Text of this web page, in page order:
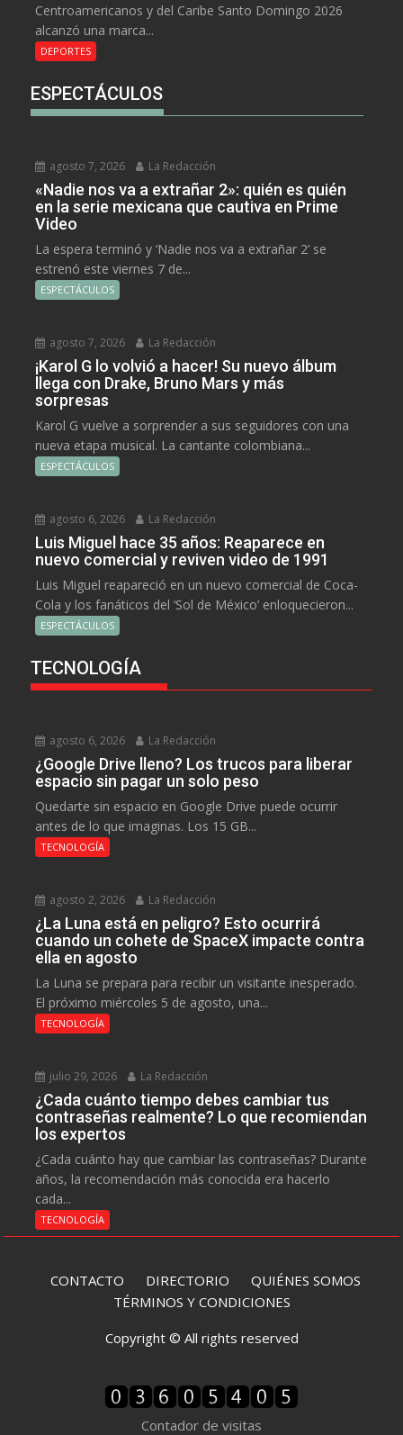
Centroamericanos y del Caribe Santo Domingo 2026
alcanzó una marca...
DEPORTES
ESPECTÁCULOS
agosto 7, 2026 La Redacción
«Nadie nos va a extrañar 2»: quién es quién
en la serie mexicana que cautiva en Prime
Video
La espera terminó y ‘Nadie nos va a extrañar 2’ se
estrenó este viernes 7 de...
ESPECTÁCULOS
agosto 7, 2026 La Redacción
¡Karol G lo volvió a hacer! Su nuevo álbum
llega con Drake, Bruno Mars y más
sorpresas
Karol G vuelve a sorprender a sus seguidores con una
nueva etapa musical. La cantante colombiana...
ESPECTÁCULOS
agosto 6, 2026 La Redacción
Luis Miguel hace 35 años: Reaparece en
nuevo comercial y reviven video de 1991
Luis Miguel reapareció en un nuevo comercial de Coca-
Cola y los fanáticos del ‘Sol de México’ enloquecieron...
ESPECTÁCULOS
TECNOLOGÍA
agosto 6, 2026 La Redacción
¿Google Drive lleno? Los trucos para liberar
espacio sin pagar un solo peso
Quedarte sin espacio en Google Drive puede ocurrir
antes de lo que imaginas. Los 15 GB...
TECNOLOGÍA
agosto 2, 2026 La Redacción
¿La Luna está en peligro? Esto ocurrirá
cuando un cohete de SpaceX impacte contra
ella en agosto
La Luna se prepara para recibir un visitante inesperado.
El próximo miércoles 5 de agosto, una...
TECNOLOGÍA
julio 29, 2026 La Redacción
¿Cada cuánto tiempo debes cambiar tus
contraseñas realmente? Lo que recomiendan
los expertos
¿Cada cuánto hay que cambiar las contraseñas? Durante
años, la recomendación más conocida era hacerlo
cada...
TECNOLOGÍA
CONTACTO DIRECTORIO QUIÉNES SOMOS
TÉRMINOS Y CONDICIONES
Copyright © All rights reserved
Contador de visitas